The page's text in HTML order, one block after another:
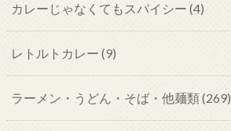
カレーじゃなくてもスパイシー (4)
レトルトカレー (9)
ラーメン・うどん・そば・他麺類(269)